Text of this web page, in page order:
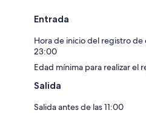
Entrada
Hora de inicio del registro
23:00
Edad mínima para realizar el
Salida
Salida antes de las 11:00